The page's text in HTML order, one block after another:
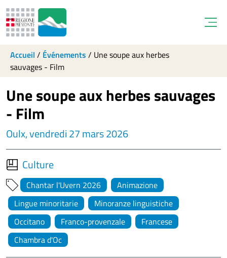
Accueil / Événements / Une soupe aux herbes
sauvages - Film
Une soupe aux herbes sauvages
- Film
Oulx, vendredi 27 mars 2026
Culture
Chantar l'Uvern 2026
Animazione
Lingue minoritarie
Minoranze linguistiche
Occitano
Franco-provenzale
Francese
Chambra d'Oc